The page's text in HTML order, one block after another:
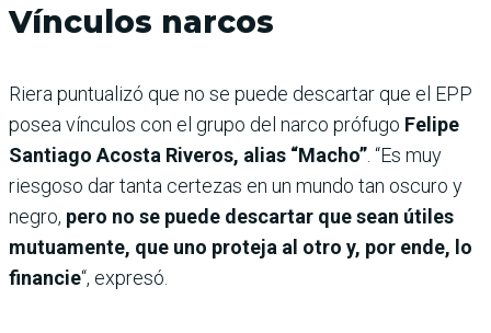
Vínculos narcos
Riera puntualizó que no se puede descartar que el EPP
posea vínculos con el grupo del narco prófugo Felipe
Santiago Acosta Riveros, alias “Macho” . “Es muy
riesgoso dar tanta certezas en un mundo tan oscuro y
negro, pero no se puede descartar que sean útiles
mutuamente, que uno proteja al otro y, por ende, lo
financie“, expresó.